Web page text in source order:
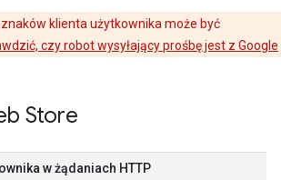
klienta użytkownika może być
czy robot wysyłający prośbę jest z Google
Store
w żądaniach HTTP